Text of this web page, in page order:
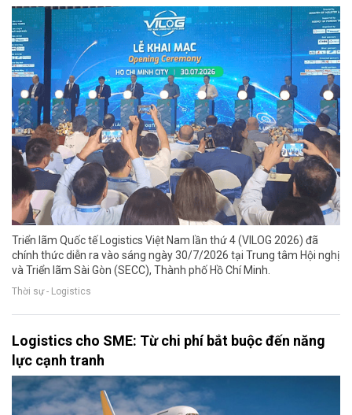
Triển lãm Quốc tế Logistics Việt Nam lần thứ 4 (VILOG 2026) đã
chính thức diễn ra vào sáng ngày 30/7/2026 tại Trung tâm Hội nghị
và Triển lãm Sài Gòn (SECC), Thành phố Hồ Chí Minh.
Thời sự - Logistics
Logistics cho SME: Từ chi phí bắt buộc đến năng
lực cạnh tranh